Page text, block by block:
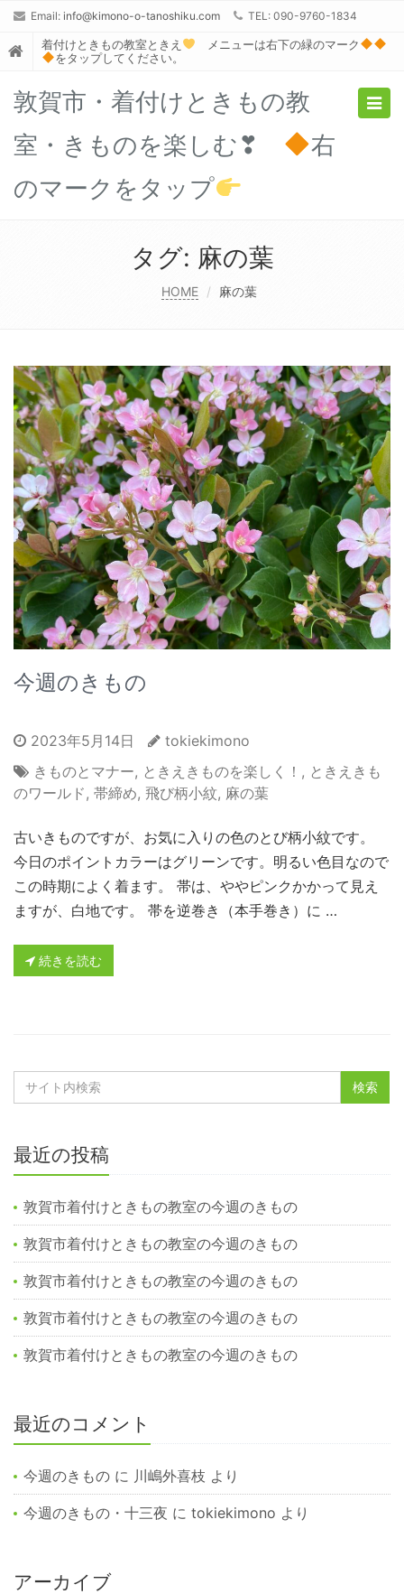
Email: info@kimono-o-tanoshiku.com TEL: 090-9760-1834
着付けときもの教室ときえ
メニューは右下の緑のマーク
をタップしてください。
敦賀市・着付けときもの教
室・きものを楽しむ❣
右
のマークをタップ
タグ: 麻の葉
HOME 麻の葉
今週のきもの
2023年5月14日
tokiekimono
きものとマナー, ときえきものを楽しく！ , ときえきも
のワールド , 帯締め, 飛び柄小紋, 麻の葉
古いきものですが、お気に入りの色のとび柄小紋です。
今日のポイントカラーはグリーンです。明るい色目なので
この時期によく着ます。 帯は、ややピンクかかって見え
ますが、白地です。 帯を逆巻き（本手巻き）に …
続きを読む
最近の投稿
敦賀市着付けときもの教室の今週のきもの
敦賀市着付けときもの教室の今週のきもの
敦賀市着付けときもの教室の今週のきもの
敦賀市着付けときもの教室の今週のきもの
敦賀市着付けときもの教室の今週のきもの
最近のコメント
今週のきもの に 川嶋外喜枝 より
今週のきもの・十三夜 にtokiekimono より
アーカイブ